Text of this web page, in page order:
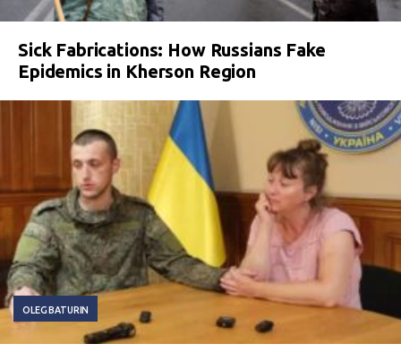
Sick Fabrications: How Russians Fake
Epidemics in Kherson Region
OLEG BATURIN